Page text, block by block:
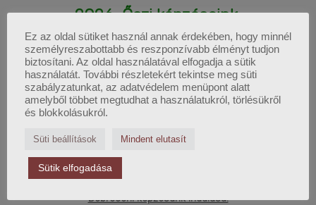
2026. Őszi képzéseink:
Budapesti képzésünk indulása:
2026. augusztus 29.
Jelentkezési határidő: 2026. augusztus 28.
Online képzésünk indulása:
Jelentkezési határidő:
Debreceni képzésünk indulása:
Ez az oldal sütiket használ annak érdekében, hogy minnél
személyreszabottabb és reszponzívabb élményt tudjon
biztosítani. Az oldal használatával elfogadja a sütik
használatát. További részletekért tekintse meg süti
szabályzatunkat, az adatvédelem menüpont alatt
amelyből többet megtudhat a használatukról, törlésükről
és blokkolásukról.
Süti beállítások Mindent elutasít
Sütik elfogadása